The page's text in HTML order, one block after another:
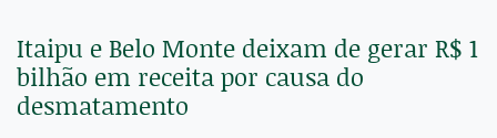
Itaipu e Belo Monte deixam de gerar R$ 1
bilhão em receita por causa do
desmatamento